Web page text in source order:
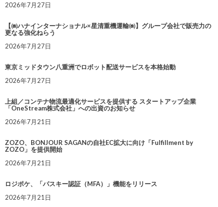
2026年7月27日
【㈱ハナインターナショナル×星清重機運輸㈱】グループ会社で販売力の
更なる強化ねらう
2026年7月27日
東京ミッドタウン八重洲でロボット配送サービスを本格始動
2026年7月27日
上組／コンテナ物流最適化サービスを提供する スタートアップ企業
「OneStream株式会社」への出資のお知らせ
2026年7月21日
ZOZO、BONJOUR SAGANの自社EC拡大に向け「Fulfillment by
ZOZO」を提供開始
2026年7月21日
ロジポケ、「パスキー認証（MFA）」機能をリリース
2026年7月21日